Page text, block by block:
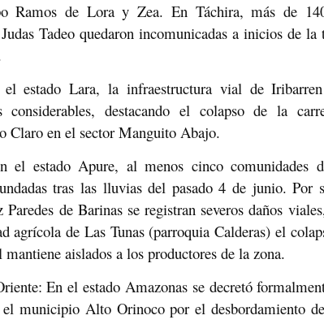
Ramos de Lora y Zea. En Táchira, más de
Tadeo quedaron incomunicadas a inicios de la
el estado Lara, la infraestructura vial de
considerables, destacando el colapso de la
Claro en el sector Manguito Abajo.
el estado Apure, al menos cinco comunidades
tras las lluvias del pasado 4 de junio. Por
de Barinas se registran severos daños
agrícola de Las Tunas (parroquia Calderas) el
mantiene aislados a los productores de la zona.
En el estado Amazonas se decretó
el municipio Alto Orinoco por el desbordamiento